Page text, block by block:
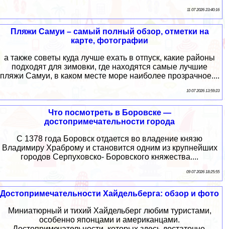
11 07 2026 23:40:16
Пляжи Самуи – самый полный обзор, отметки на
карте, фотографии
а также советы куда лучше ехать в отпуск, какие районы
подходят для зимовки, где находятся самые лучшие
пляжи Самуи, в каком месте море наиболее прозрачное....
10 07 2026 13:59:23
Что посмотреть в Боровске —
достопримечательности города
С 1378 года Боровск отдается во владение князю
Владимиру Храброму и становится одним из крупнейших
городов Серпуховско- Боровского княжества....
09 07 2026 18:25:55
Достопримечательности Хайдельберга: обзор и фото
Миниатюрный и тихий Хайдельберг любим туристами,
особенно японцами и американцами.